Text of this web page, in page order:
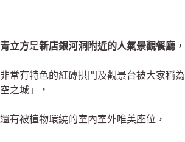
青立方是新店銀河洞附近的人氣景觀餐廳 ，
非常有特色的紅磚拱門及觀景台被大家稱為
空之城」
，
還有被植物環繞的室內室外唯美座位，